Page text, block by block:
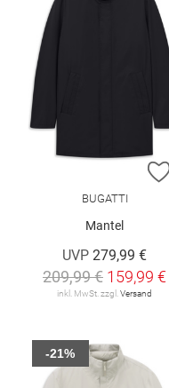
BUGATTI
Mantel
UVP 279,99 €
209,99 € 159,99 €
inkl. MwSt. zzgl. Versand
-21%